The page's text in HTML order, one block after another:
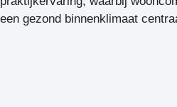
een gezond binnenklimaat